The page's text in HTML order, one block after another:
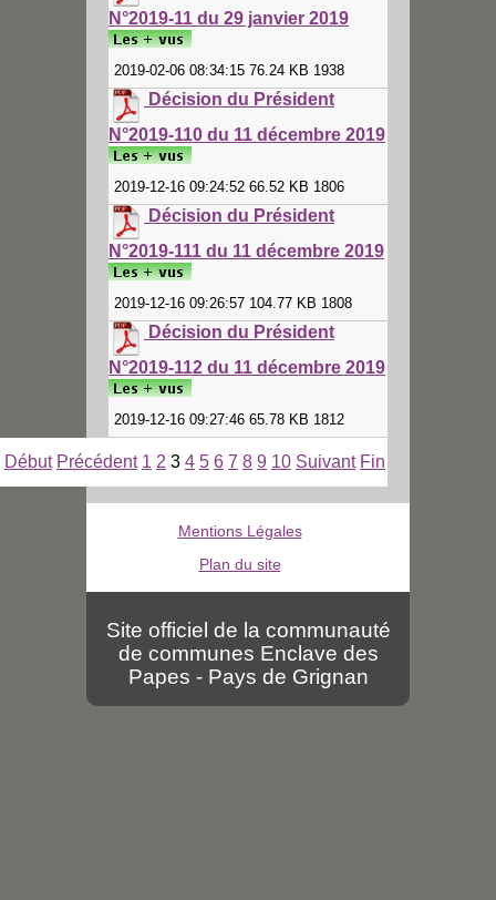
N°2019-11 du 29 janvier 2019
2019-02-06 08:34:15 76.24 KB 1938
Décision du Président
N°2019-110 du 11 décembre 2019
2019-12-16 09:24:52 66.52 KB 1806
Décision du Président
N°2019-111 du 11 décembre 2019
2019-12-16 09:26:57 104.77 KB 1808
Décision du Président
N°2019-112 du 11 décembre 2019
2019-12-16 09:27:46 65.78 KB 1812
Début Précédent 1 2 3 4 5 6 7 8 9 10 Suivant Fin
Mentions Légales
Plan du site
Site officiel de la communauté
de communes Enclave des
Papes - Pays de Grignan